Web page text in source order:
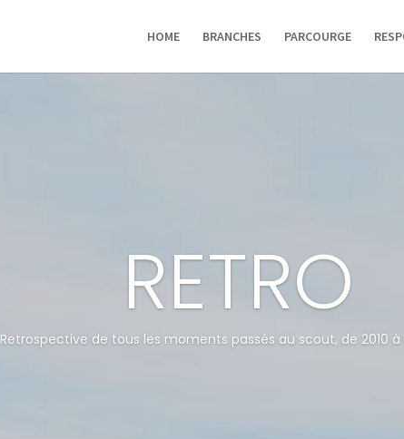
HOME BRANCHES PARCOURGE
RETRO
Retrospective de tous les moments passés au scout, de 2010 à